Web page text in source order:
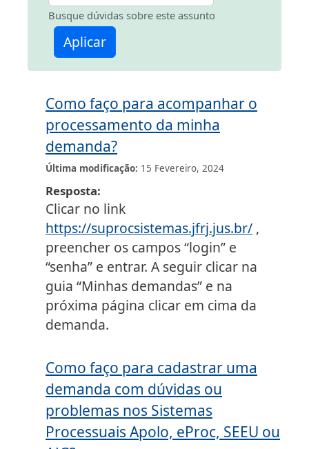
Busque dúvidas sobre este assunto
Aplicar
Como faço para acompanhar o
processamento da minha
demanda?
Última modificação 15 Fevereiro, 2024
Resposta
Clicar no link
https://suprocsistemas.jfrj.jus.br/ ,
preencher os campos “login” e
“senha” e entrar. A seguir clicar na
guia “Minhas demandas” e na
próxima página clicar em cima da
demanda.
Como faço para cadastrar uma
demanda com dúvidas ou
problemas nos Sistemas
Processuais Apolo, eProc, SEEU ou